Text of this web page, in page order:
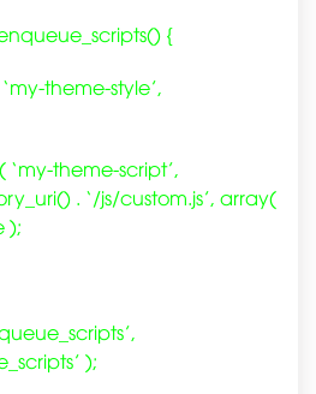
{
theme-style’,
theme-script’,
. ‘/js/custom.js’, array(
);
);